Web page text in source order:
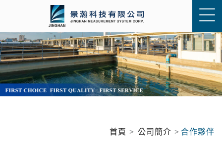
首頁 公司簡介 合作夥伴